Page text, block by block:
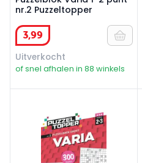
nr.2 Puzzeltopper
3,99
Uitverkocht
of snel afhalen in 88 winkels